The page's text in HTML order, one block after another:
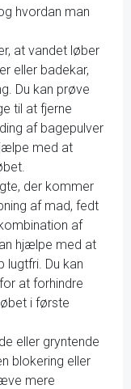
hvordan man
at vandet løber
eller badekar,
Du kan prøve
til at fjerne
af bagepulver
med at
der kommer
af mad, fedt
af
hjælpe med at
lugtfri. Du kan
at forhindre
i første
eller gryntende
blokering eller
mere